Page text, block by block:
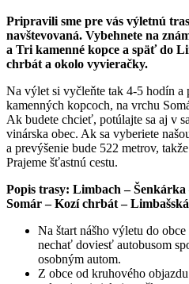
Pripravili sme pre vás výletnú
navštevovaná. Vybehnete na
a Tri kamenné kopce a späť do
chrbát a okolo vyvieračky.
Na výlet si vyčleňte tak 4-5 hodín a
kamenných kopcoch, na vrchu
Ak budete chcieť, potúlajte sa aj v
vinárska obec. Ak sa vyberiete
a prevýšenie bude 522 metrov,
Prajeme šťastnú cestu.
Popis trasy: Limbach –
Somár – Kozí chrbát –
Na štart nášho výletu do
nechať doviesť autobusom
osobným autom.
Z obce od kruhového